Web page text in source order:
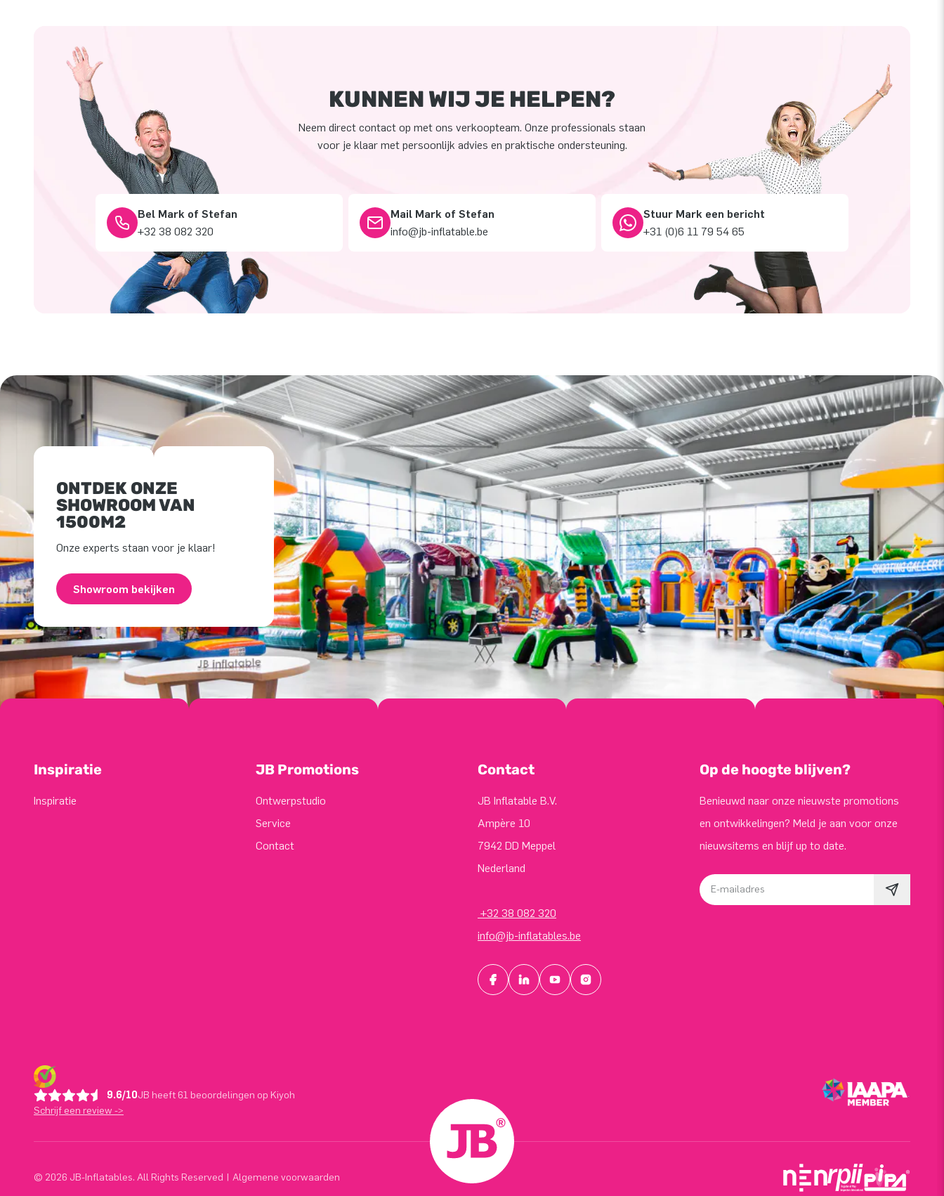
KUNNEN WIJ JE HELPEN?
Neem direct contact op met ons verkoopteam. Onze professionals staan
voor je klaar met persoonlijk advies en praktische ondersteuning.
Bel Mark of Stefan
+32 38 082 320
Mail Mark of Stefan
info@jb-inflatable.be
Stuur Mark een bericht
+31 (0)6 11 79 54 65
ONTDEK ONZE
SHOWROOM VAN
1500M2
Onze experts staan voor je klaar!
Showroom bekijken
Inspiratie
Inspiratie
JB Promotions
Ontwerpstudio
Service
Contact
Contact
JB Inflatable B.V.
Ampère 10
7942 DD Meppel
Nederland
+32 38 082 320
info@jb-inflatables.be
Op de hoogte blijven?
Benieuwd naar onze nieuwste promotions
en ontwikkelingen? Meld je aan voor onze
nieuwsitems en blijf up to date.
E-mailadres
9.6/10JB heeft 61 beoordelingen op Kiyoh
Schrijf een review ->
© 2026 JB-Inflatables. All Rights Reserved | Algemene voorwaarden